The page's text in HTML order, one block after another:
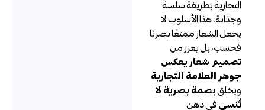
التجارية بطريقة سلسة
وجذابة. هذا الأسلوب لا
يجعل الشعار ممتعًا بصريًا
فحسب، بل يعزز من
تصميم شعار يعكس
جوهر العلامة التجارية
ويخلقبصمة بصرية لا
في ذهن